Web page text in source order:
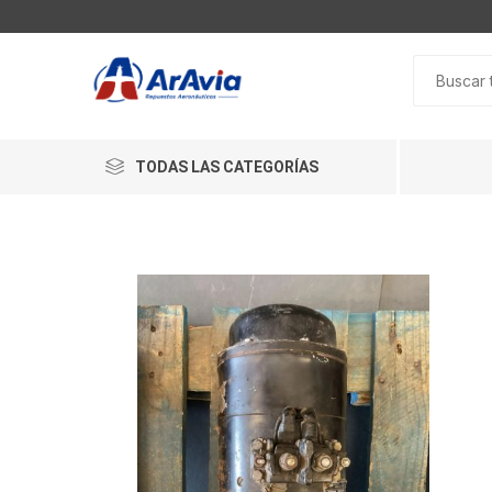
TODAS LAS CATEGORÍAS